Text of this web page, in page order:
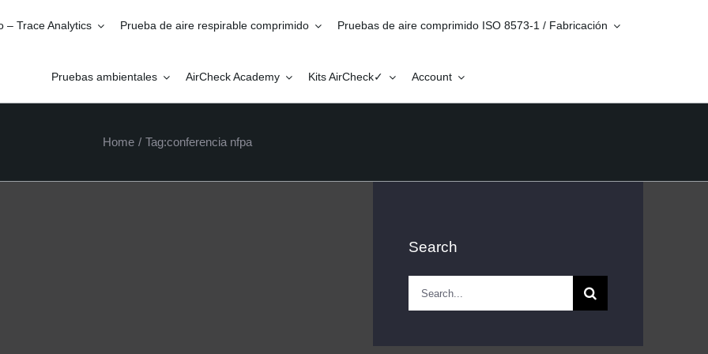
– Trace Analytics Prueba de aire respirable comprimido Pruebas de aire comprimido ISO 8573-1 / Fabricación
Pruebas ambientales AirCheck Academy Kits AirCheck✓ Account
Home / Tag:conferencia nfpa
Search
Search
for: